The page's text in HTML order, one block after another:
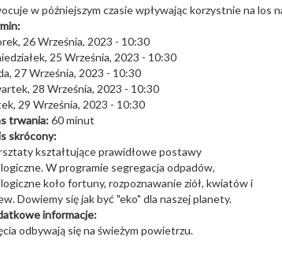
w późniejszym czasie wpływając korzystnie na los
26 Września, 2023 - 10:30
25 Września, 2023 - 10:30
27 Września, 2023 - 10:30
28 Września, 2023 - 10:30
29 Września, 2023 - 10:30
trwania:60 minut
skrócony:
kształtujące prawidłowe postawy
W programie segregacja odpadów,
koło fortuny, rozpoznawanie ziół, kwiatów i
Dowiemy się jak być "eko" dla naszej planety.
informacje:
odbywają się na świeżym powietrzu.